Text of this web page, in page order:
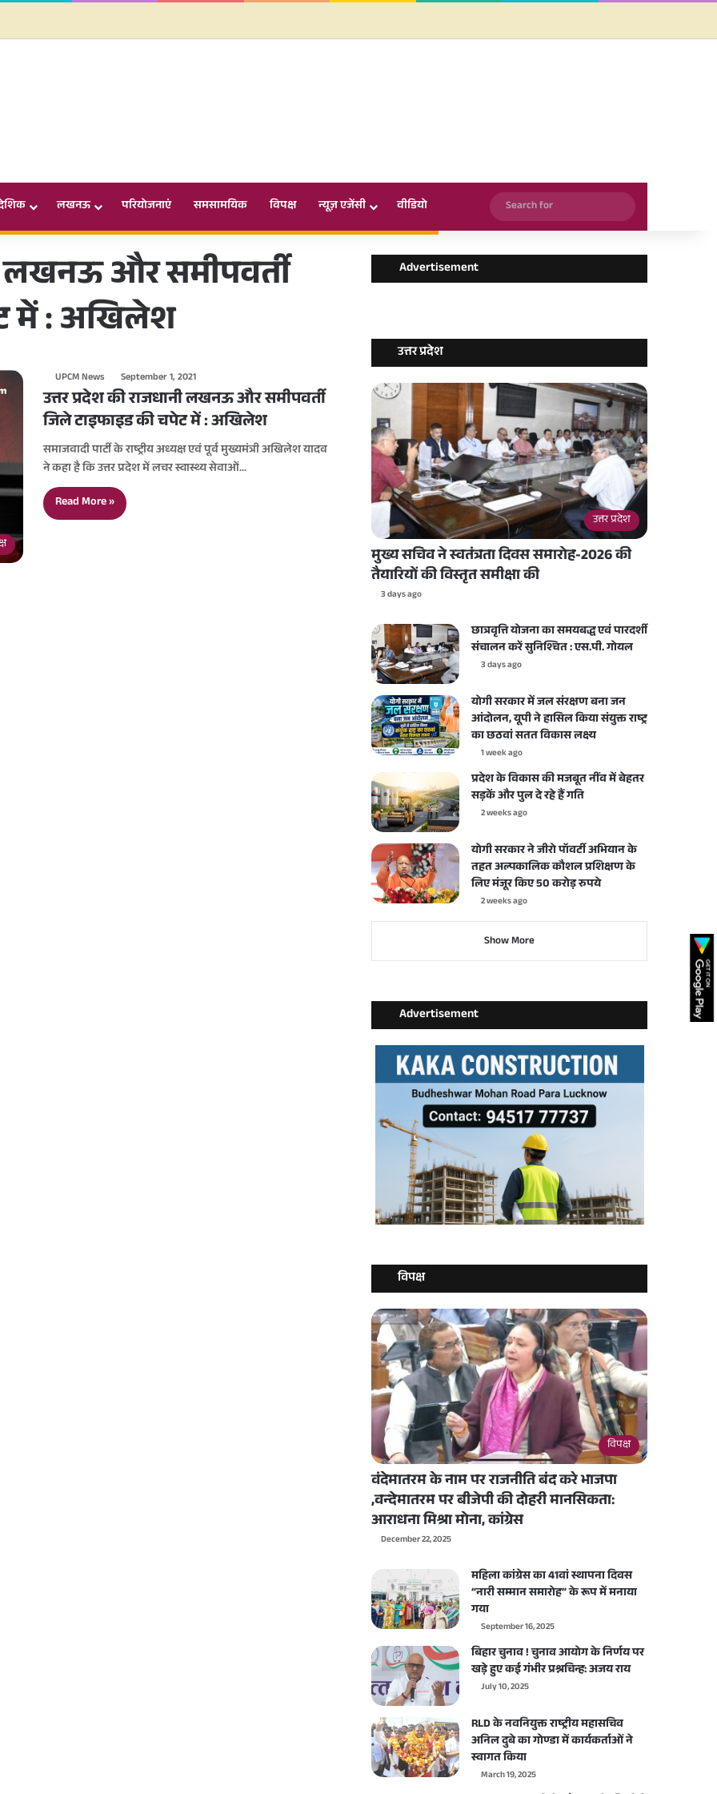
लखनऊ परियोजनाएं समसामयिक विपक्ष न्यूज़ एजेंसी वीडियो
Search
for
लखनऊ और समीपवर्ती
में : अखिलेश
UPCM News September 1, 2021
उत्तर प्रदेश की राजधानी लखनऊ और समीपवर्ती
जिले टाइफाइड की चपेट में : अखिलेश
समाजवादी पार्टी के राष्ट्रीय अध्यक्ष एवं पूर्व मुख्यमंत्री अखिलेश यादव
ने कहा है कि उत्तर प्रदेश में लचर स्वास्थ्य सेवाओं…
Read More »
Advertisement
उत्तर प्रदेश
उत्तर प्रदेश
मुख्य सचिव ने स्वतंत्रता दिवस समारोह-2026 की
तैयारियों की विस्तृत समीक्षा की
3 days ago
छात्रवृत्ति योजना का समयबद्ध एवं पारदर्शी
संचालन करें सुनिश्चित : एस.पी. गोयल
3 days ago
योगी सरकार में जल संरक्षण बना जन
आंदोलन, यूपी ने हासिल किया संयुक्त राष्ट्र
का छठवां सतत विकास लक्ष्य
1 week ago
प्रदेश के विकास की मजबूत नींव में बेहतर
सड़कें और पुल दे रहे हैं गति
2 weeks ago
योगी सरकार ने जीरो पॉवर्टी अभियान के
तहत अल्पकालिक कौशल प्रशिक्षण के
लिए मंजूर किए 50 करोड़ रुपये
2 weeks ago
Show More
Advertisement
विपक्ष
विपक्ष
वंदेमातरम के नाम पर राजनीति बंद करे भाजपा
,वन्देमातरम पर बीजेपी की दोहरी मानसिकता:
आराधना मिश्रा मोना, कांग्रेस
December 22, 2025
महिला कांग्रेस का 41वां स्थापना दिवस
“नारी सम्मान समारोह” के रूप में मनाया
गया
September 16, 2025
बिहार चुनाव ! चुनाव आयोग के निर्णय पर
खड़े हुए कई गंभीर प्रश्नचिन्ह: अजय राय
July 10, 2025
RLD के नवनियुक्त राष्ट्रीय महासचिव
अनिल दुबे का गोण्डा में कार्यकर्ताओं ने
स्वागत किया
March 19, 2025